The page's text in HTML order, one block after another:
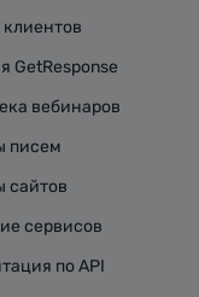
GetResponse
вебинаров
писем
сайтов
сервисов
по API